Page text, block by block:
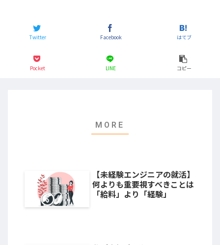
Twitter Facebook はてブ
Pocket LINE コピー
【未経験エンジニアの就活】
何よりも重要視すべきことは
「給料」より「経験」